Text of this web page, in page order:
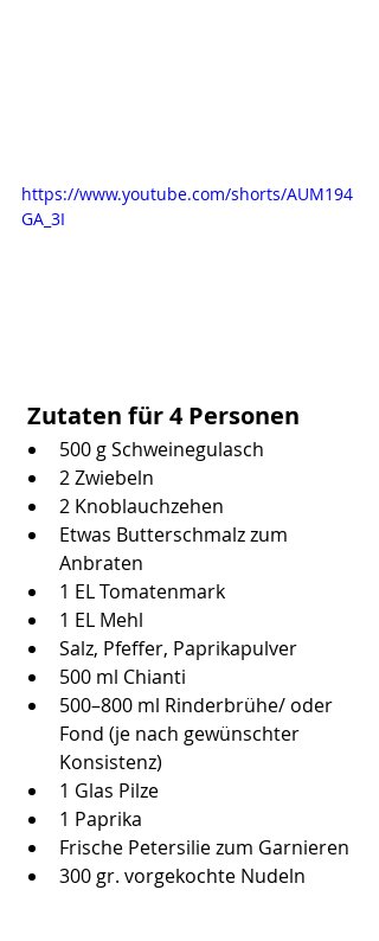
https://www.youtube.com/shorts/AUM194
GA_3I
Zutaten für 4 Personen
500 g Schweinegulasch
2 Zwiebeln
2 Knoblauchzehen
Etwas Butterschmalz zum
Anbraten
1 EL Tomatenmark
1 EL Mehl
Salz, Pfeffer, Paprikapulver
500 ml Chianti
500–800 ml Rinderbrühe/ oder
Fond (je nach gewünschter
Konsistenz)
1 Glas Pilze
1 Paprika
Frische Petersilie zum Garnieren
300 gr. vorgekochte Nudeln